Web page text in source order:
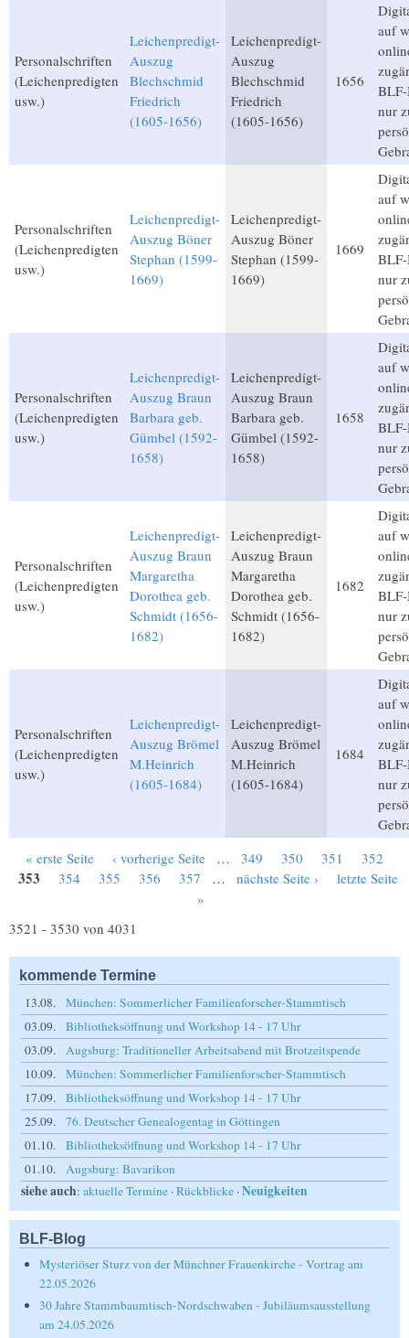
Personalschriften
(Leichenpredigten
usw.)
Leichenpredigt-
Auszug
Blechschmid
Friedrich
(1605-1656)
Leichenpredigt-
Auszug
Blechschmid
Friedrich
(1605-1656)
1656
auf
nur
Personalschriften
(Leichenpredigten
usw.)
Leichenpredigt-
Auszug Böner
Stephan (1599-
1669)
Leichenpredigt-
Auszug Böner
Stephan (1599-
1669)
1669
auf
nur
Personalschriften
(Leichenpredigten
usw.)
Leichenpredigt-
Auszug Braun
Barbara geb.
Gümbel (1592-
1658)
Leichenpredigt-
Auszug Braun
Barbara geb.
Gümbel (1592-
1658)
1658
auf
nur
Personalschriften
(Leichenpredigten
usw.)
Leichenpredigt-
Auszug Braun
Margaretha
Dorothea geb.
Schmidt (1656-
1682)
Leichenpredigt-
Auszug Braun
Margaretha
Dorothea geb.
Schmidt (1656-
1682)
1682
auf
nur
Personalschriften
(Leichenpredigten
usw.)
Leichenpredigt-
Auszug Brömel
M.Heinrich
(1605-1684)
Leichenpredigt-
Auszug Brömel
M.Heinrich
(1605-1684)
1684
auf
nur
Seiten
« erste Seite ‹ vorherige Seite … 349 350 351 352
353 354 355 356 357 … nächste Seite ›
letzte Seite
»
3521 - 3530 von 4031
kommende Termine
13.08.
München: Sommerlicher Familienforscher-Stammtisch
03.09.
Bibliotheksöffnung und Workshop 14 - 17 Uhr
03.09.
Augsburg: Traditioneller Arbeitsabend mit Brotzeitspende
10.09.
München: Sommerlicher Familienforscher-Stammtisch
17.09.
Bibliotheksöffnung und Workshop 14 - 17 Uhr
25.09.
76. Deutscher Genealogentag in Göttingen
01.10.
Bibliotheksöffnung und Workshop 14 - 17 Uhr
01.10.
Augsburg: Bavarikon
siehe auch: aktuelle Termine ·Rückblicke ·Neuigkeiten
BLF-Blog
Mysteriöser Sturz von der Münchner Frauenkirche - Vortrag am
22.05.2026
30 Jahre Stammbaumtisch-Nordschwaben - Jubiläumsausstellung
am 24.05.2026